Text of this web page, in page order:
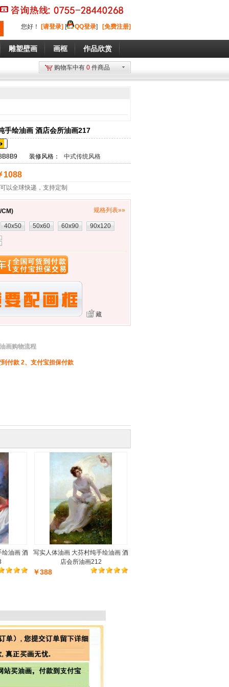
您好 ！ [请登录] [ QQ登录] [免费注册]
雕塑壁画 画框 作品欣赏
购物车中有 0 件商品
手绘油画 酒店会所油画217
装修风格： 中式传统风格
1088
以全球快递，支持定制
CM) 规格列表»»
40x50 50x60 60x90 90x120
藏
画购物流程
付款 2、支付宝担保付款
绘油画 酒
写实人体油画 大芬村纯手绘油画 酒
店会所油画212
￥388